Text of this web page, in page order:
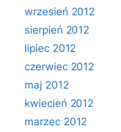
wrzesień 2012
sierpień 2012
lipiec 2012
czerwiec 2012
maj 2012
kwiecień 2012
marzec 2012